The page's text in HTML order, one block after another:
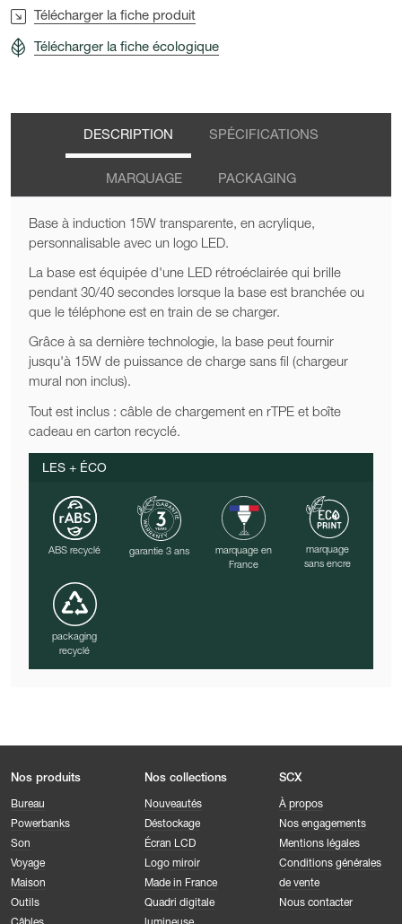
Télécharger la fiche produit
Télécharger la fiche écologique
DESCRIPTION SPÉCIFICATIONS
MARQUAGE PACKAGING
Base à induction 15W transparente, en acrylique,
personnalisable avec un logo LED.
La base est équipée d'une LED rétroéclairée qui brille
pendant 30/40 secondes lorsque la base est branchée ou
que le téléphone est en train de se charger.
Grâce à sa dernière technologie, la base peut fournir
jusqu'à 15W de puissance de charge sans fil (chargeur
mural non inclus).
Tout est inclus : câble de chargement en rTPE et boîte
cadeau en carton recyclé.
LES + ÉCO
ABS recyclé garantie 3 ans
marquage en
France
marquage
sans encre
packaging
recyclé
Nos produits
Bureau
Powerbanks
Son
Voyage
Maison
Outils
Nos collections
Nouveautés
Déstockage
Écran LCD
Logo miroir
Made in France
Quadri digitale
SCX
À propos
Nos engagements
Mentions légales
Conditions générales
de vente
Nous contacter